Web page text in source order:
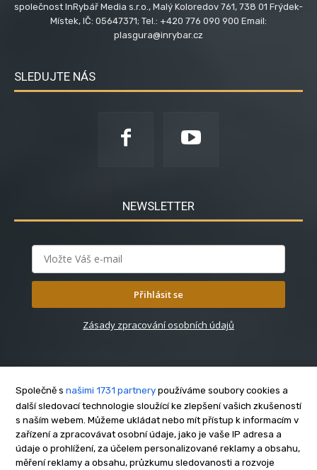
společnost InRybář Media s.r.o., Malý Koloredov 761, 738 01 Frýdek-
Místek, IČ: 05647371; Tel.: +420 776 090 900 Email:
plasgura@inrybar.cz
SLEDUJTE NÁS
NEWSLETTER
Přihlásit se
Zásady zpracování osobních údajů
O nás
Kontakt
Reklama
Společně s našimi 1731 partnery používáme soubory cookies a
další sledovací technologie sloužící ke zlepšení vašich zkušeností
s naším webem. Můžeme ukládat nebo mít přístup k informacím v
zařízení a zpracovávat osobní údaje, jako je vaše IP adresa a
údaje o prohlížení, za účelem personalizované reklamy a obsahu,
měření reklamy a obsahu, průzkumu sledovanosti a rozvoje